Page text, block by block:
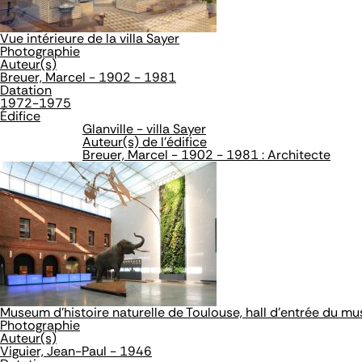
Vue intérieure de la villa Sayer
Photographie
Auteur(s)
Breuer, Marcel - 1902 - 1981
Datation
1972-1975
Édifice
Glanville - villa Sayer
Auteur(s) de l'édifice
Breuer, Marcel - 1902 - 1981 : Architecte
Museum d'histoire naturelle de Toulouse, hall d'entrée du
Photographie
Auteur(s)
Viguier, Jean-Paul - 1946